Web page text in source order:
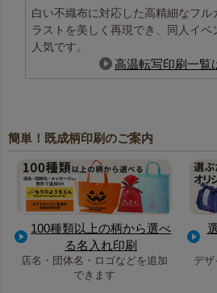
白い不織布に対応した高精細なフル
ラストを美しく再現でき、同人イベ
人気です。
高温転写印刷一覧
簡単！既成柄印刷のご案内
100種類以上の柄から選べ
る名入れ印刷
店名・団体名・ロゴなどを追加
できます
デ